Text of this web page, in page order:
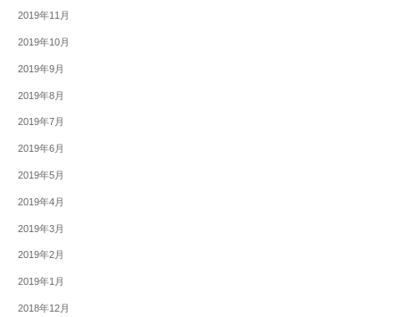
2019年11月
2019年10月
2019年9月
2019年8月
2019年7月
2019年6月
2019年5月
2019年4月
2019年3月
2019年2月
2019年1月
2018年12月